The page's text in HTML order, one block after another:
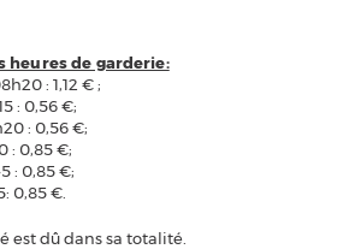
heures de garderie:
: 1,12 € ;
: 0,56 €;
: 0,56 €;
: 0,85 €;
: 0,85 €;
0,85 €.
est dû dans sa totalité.